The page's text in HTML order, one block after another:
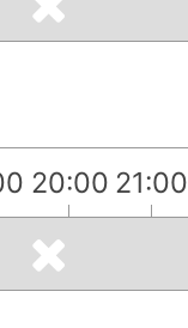
20:00 21:00